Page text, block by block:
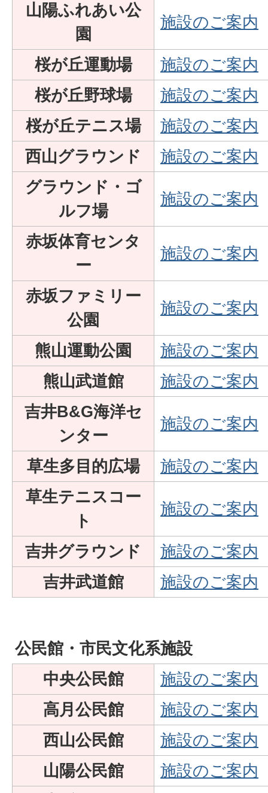
山陽ふれあい公
園
施設のご案内
桜が丘運動場
施設のご案内
桜が丘野球場
施設のご案内
桜が丘テニス場
施設のご案内
西山グラウンド
施設のご案内
グラウンド・ゴ
ルフ場
施設のご案内
赤坂体育センタ
ー
施設のご案内
赤坂ファミリー
公園
施設のご案内
熊山運動公園
施設のご案内
熊山武道館
施設のご案内
吉井B&G海洋セ
ンター
施設のご案内
草生多目的広場
施設のご案内
草生テニスコー
ト
施設のご案内
吉井グラウンド
施設のご案内
吉井武道館
施設のご案内
公民館・市民文化系施設
中央公民館
施設のご案内
高月公民館
施設のご案内
西山公民館
施設のご案内
山陽公民館
施設のご案内